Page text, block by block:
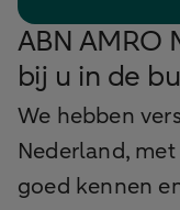
ABN AMRO
bij u in de
We hebben
Nederland,
goed kennen